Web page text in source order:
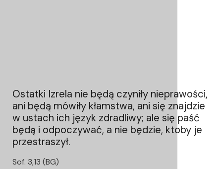
Ostatki Izrela nie będą czyniły nieprawości,
ani będą mówiły kłamstwa, ani się znajdzie
w ustach ich język zdradliwy; ale się paść
będą i odpoczywać, a nie będzie, ktoby je
przestraszył.
Sof. 3,13 (BG)